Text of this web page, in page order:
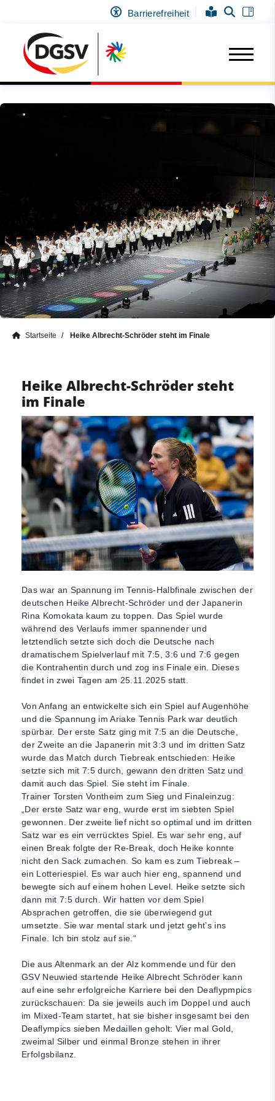
Barrierefreiheit
Startseite Heike Albrecht-Schröder steht im Finale
Heike Albrecht-Schröder steht
im Finale
Das war an Spannung im Tennis-Halbfinale zwischen der
deutschen Heike Albrecht-Schröder und der Japanerin
Rina Komokata kaum zu toppen. Das Spiel wurde
während des Verlaufs immer spannender und
letztendlich setzte sich doch die Deutsche nach
dramatischem Spielverlauf mit 7:5, 3:6 und 7:6 gegen
die Kontrahentin durch und zog ins Finale ein. Dieses
findet in zwei Tagen am 25.11.2025 statt.
Von Anfang an entwickelte sich ein Spiel auf Augenhöhe
und die Spannung im Ariake Tennis Park war deutlich
spürbar. Der erste Satz ging mit 7:5 an die Deutsche,
der Zweite an die Japanerin mit 3:3 und im dritten Satz
wurde das Match durch Tiebreak entschieden: Heike
setzte sich mit 7:5 durch, gewann den dritten Satz und
damit auch das Spiel. Sie steht im Finale.
Trainer Torsten Vontheim zum Sieg und Finaleinzug:
„Der erste Satz war eng, wurde erst im siebten Spiel
gewonnen. Der zweite lief nicht so optimal und im dritten
Satz war es ein verrücktes Spiel. Es war sehr eng, auf
einen Break folgte der Re-Break, doch Heike konnte
nicht den Sack zumachen. So kam es zum Tiebreak –
ein Lotteriespiel. Es war auch hier eng, spannend und
bewegte sich auf einem hohen Level. Heike setzte sich
dann mit 7:5 durch. Wir hatten vor dem Spiel
Absprachen getroffen, die sie überwiegend gut
umsetzte. Sie war mental stark und jetzt geht’s ins
Finale. Ich bin stolz auf sie.“
Die aus Altenmark an der Alz kommende und für den
GSV Neuwied startende Heike Albrecht Schröder kann
auf eine sehr erfolgreiche Karriere bei den Deaflypmpics
zurückschauen: Da sie jeweils auch im Doppel und auch
im Mixed-Team startet, hat sie bisher insgesamt bei den
Deaflympics sieben Medaillen geholt: Vier mal Gold,
zweimal Silber und einmal Bronze stehen in ihrer
Erfolgsbilanz.